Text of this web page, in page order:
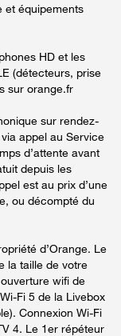
et équipements
HD et les
(détecteurs, prise
sur orange.fr
sur rendez-
appel au Service
d’attente avant
depuis les
est au prix d’une
ou décompté du
d’Orange. Le
la taille de votre
wifi de
Fi 5 de la Livebox
Connexion Wi-Fi
4. Le 1er répéteur